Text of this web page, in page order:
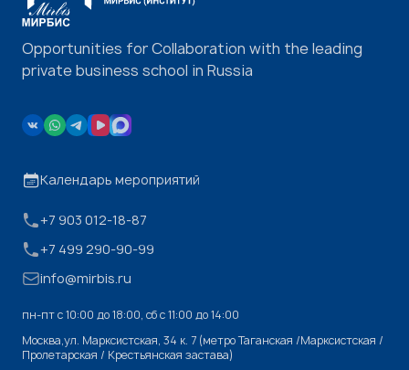
Opportunities for Collaboration with the leading
private business school in Russia
Календарь мероприятий
+7 903 012-18-87
+7 499 290-90-99
info@mirbis.ru
пн-пт с 10:00 до 18:00, cб с 11:00 до 14:00
Москва,ул. Марксистская, 34 к. 7 (метро Таганская /Марксистская /
Пролетарская / Крестьянская застава)